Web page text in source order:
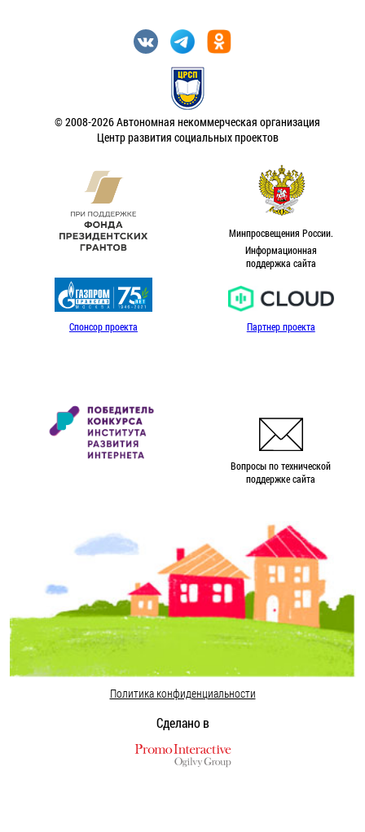
© 2008-2026 Автономная некоммерческая организация
Центр развития социальных проектов
Минпросвещения России.
Информационная
поддержка сайта
Спонсор проекта Партнер проекта
Вопросы по технической
поддержке сайта
Политика конфиденциальности
Сделано в